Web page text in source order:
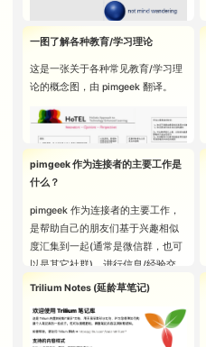
本站对 Krystal 的界面样式
做了一些修改，如果想看到
官方演示链接
Krystal 插件的
EERIE LIGHT,
COMING FROM
ALL AROUND
STRANGE
SHADOWS ON
THE WALLS.
TO THE SOUTH
IS A DARK
AND WINDING
TRAIL. YOUR
OLD FRIEND,
THE BRASS
LANTERN, IS
AT YOUR
>GET
LANTERN
图片选自这篇博客文章
中文版本
四处游移的心神
是一种不快乐的心
English Version
A human mind is a
wandering mind,
mind is an
unhappy mind
一图了解各种教育/学习理论
这是一张关于各种常见教育/学习理
论的概念图，由 pimgeek 翻译。
◈ 完整版可交互概念图 -
https://pimgeek.com/cmap/learni
ng-theory/
pimgeek 作为连接者的主要工作是
什么？
pimgeek 作为连接者的主要工作，
是帮助自己的朋友们基于兴趣相似
度汇集到一起(通常是微信群，也可
以是其它社群)，进行信息/经验交
流，并逐步建立新的朋友关系。
pimgeek 会负责防止群讨论质量下
Trilium Notes (延龄草笔记)